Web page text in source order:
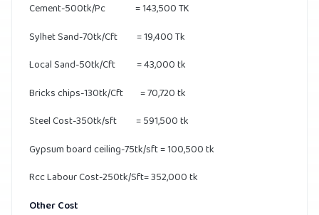
Cement-500tk/Pc = 143,500 TK
Sylhet Sand-70tk/Cft = 19,400 Tk
Local Sand-50tk/Cft = 43,000 tk
Bricks chips-130tk/Cft = 70,720 tk
Steel Cost-350tk/sft = 591,500 tk
Gypsum board ceiling-75tk/sft = 100,500 tk
Rcc Labour Cost-250tk/Sft= 352,000 tk
Other Cost